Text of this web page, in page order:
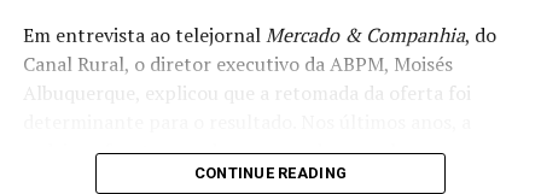
Em Mato Grosso, a preocupação imediata recai
principalmente sobre o milho. Como a compra de
insumos para a safra 2026/27 ainda está em estágio
oscilações de preços.
Em entrevista ao telejornalMercado & Companhia, do
Canal Rural, o diretor executivo da ABPM, Moisés
Albuquerque, explicou que a retomada da oferta foi
cadeia enfrentou perdas provocadas por chuvas
intensas, especialmente no segundo semestre de 2023 e
CONTINUE READING